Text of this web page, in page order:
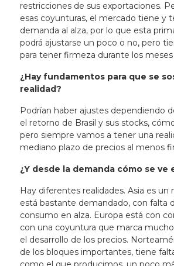
restricciones de sus exportaciones.
esas coyunturas, el mercado tiene y
demanda al alza, por lo que esta
podrá ajustarse un poco o no, pero
para tener firmeza durante los
¿Hay fundamentos para que se
realidad?
Podrían haber ajustes dependiendo
el retorno de Brasil y sus stocks,
pero siempre vamos a tener una
mediano plazo de precios al menos
¿Y desde la demanda cómo se ve
Hay diferentes realidades. Asia es un
está bastante demandado, con falta
consumo en alza. Europa está con
con una coyuntura que marca
el desarrollo de los precios.
de los bloques importantes, tiene